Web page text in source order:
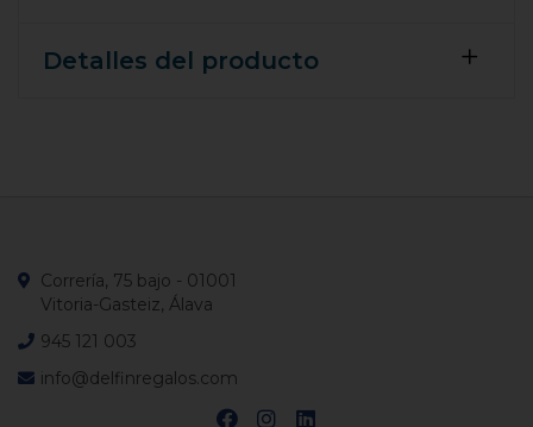
Detalles del producto
Correría, 75 bajo - 01001
Vitoria-Gasteiz, Álava
945 121 003
info@delfinregalos.com